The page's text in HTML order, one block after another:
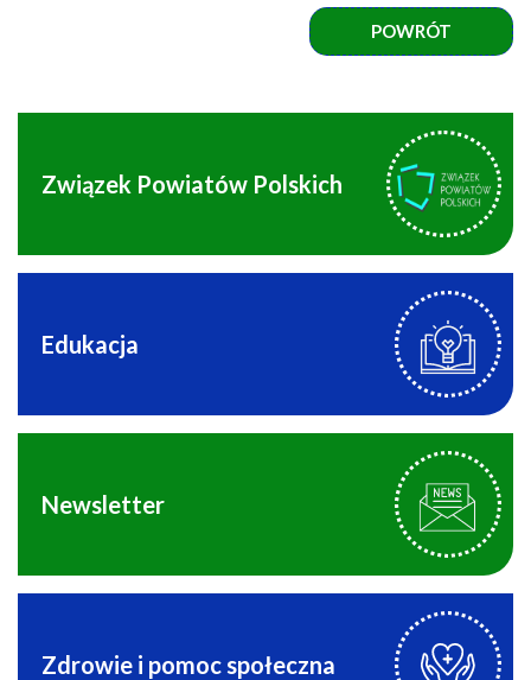
POWRÓT
Związek Powiatów Polskich
Edukacja
Newsletter
Zdrowie i pomoc społeczna